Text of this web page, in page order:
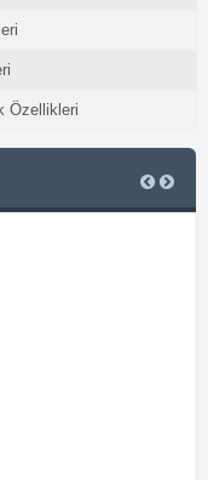
Özellikleri